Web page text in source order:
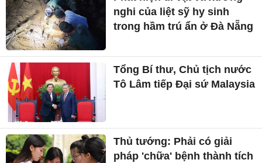
nghi của liệt sỹ hy sinh
trong hầm trú ẩn ở Đà Nẵng
Tổng Bí thư, Chủ tịch nước
Tô Lâm tiếp Đại sứ Malaysia
Thủ tướng: Phải có giải
pháp 'chữa' bệnh thành tích